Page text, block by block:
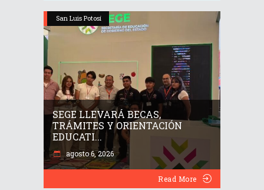
San Luis Potosí
SEGE LLEVARÁ BECAS,
TRÁMITES Y ORIENTACIÓN
EDUCATI...
agosto 6, 2026
Read More